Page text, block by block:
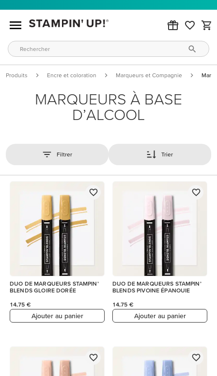
Produits Encre et coloration Marqueurs et Compagnie
MARQUEURS À BASE
D’ALCOOL
Filtrer Trier
DUO DE MARQUEURS STAMPIN’
BLENDS GLOIRE DORÉE
14,75 €
Ajouter au panier
DUO DE MARQUEURS STAMPIN’
BLENDS PIVOINE ÉPANOUIE
14,75 €
Ajouter au panier